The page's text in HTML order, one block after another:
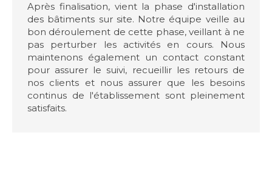
Après finalisation, vient la phase d'installation
des bâtiments sur site. Notre équipe veille au
bon déroulement de cette phase, veillant à ne
pas perturber les activités en cours. Nous
maintenons également un contact constant
pour assurer le suivi, recueillir les retours de
nos clients et nous assurer que les besoins
continus de l'établissement sont pleinement
satisfaits.